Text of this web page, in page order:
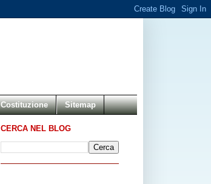
Costituzione Sitemap
CERCA NEL BLOG